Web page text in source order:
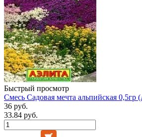
Быстрый просмотр
Смесь Садовая мечта альпийская 0,5гр
36 руб.
33.84 руб.